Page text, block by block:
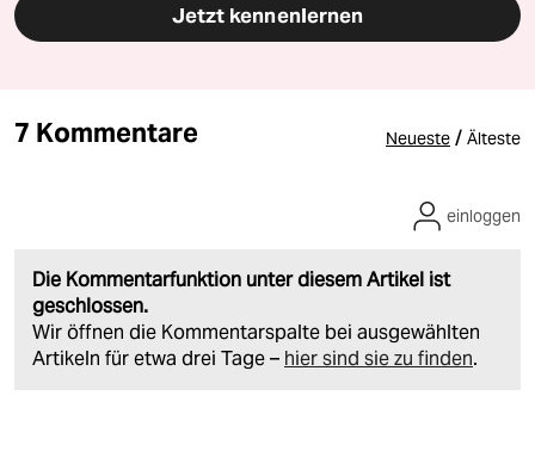
Jetzt kennenlernen
7 Kommentare Neueste / Älteste
Die Kommentarfunktion unter diesem Artikel ist
geschlossen.
Wir öffnen die Kommentarspalte bei ausgewählten
Artikeln für etwa drei Tage – hier sind sie zu finden.
einloggen